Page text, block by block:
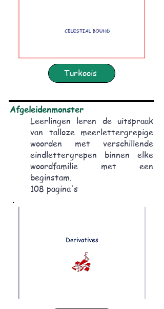
Turkoois
Afgeleidenmonster
Leerlingen leren de uitspraak
van talloze meerlettergrepige
woorden met verschillende
eindlettergrepen binnen elke
woordfamilie met een
beginstam.
108 pagina's